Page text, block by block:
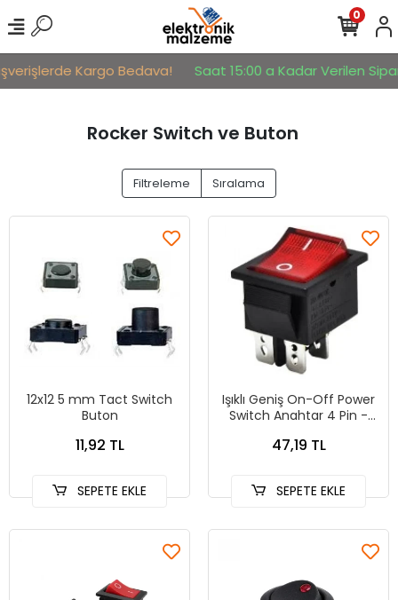
Kargo Bedava! Saat 15:00 a Kadar Verilen
0
Rocker Switch ve Buton
Filtreleme Sıralama
12x12 5 mm Tact Switch
Buton
11,92 TL
SEPETE EKLE
Işıklı Geniş On-Off Power
Switch Anahtar 4 Pin -
47,19 TL
SEPETE EKLE